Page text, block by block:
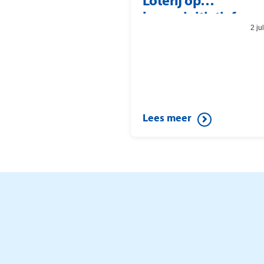
burgerinitiatief
2
Lees meer